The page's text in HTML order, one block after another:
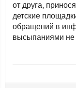
от друга,
детские
обращений в
высыпаниями не